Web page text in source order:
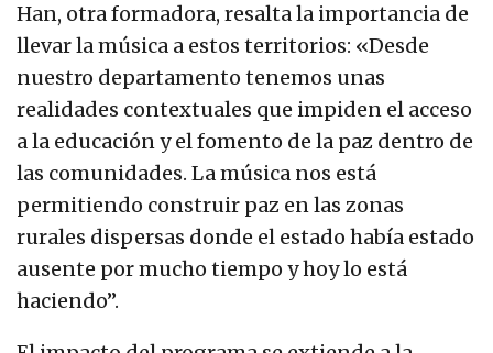
Han, otra formadora, resalta la importancia de
llevar la música a estos territorios: «Desde
nuestro departamento tenemos unas
realidades contextuales que impiden el acceso
a la educación y el fomento de la paz dentro de
las comunidades. La música nos está
permitiendo construir paz en las zonas
rurales dispersas donde el estado había estado
ausente por mucho tiempo y hoy lo está
haciendo”.